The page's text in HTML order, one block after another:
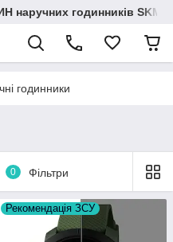
годинників SKMEI
годинники
0 Фільтри
Рекомендація ЗСУ